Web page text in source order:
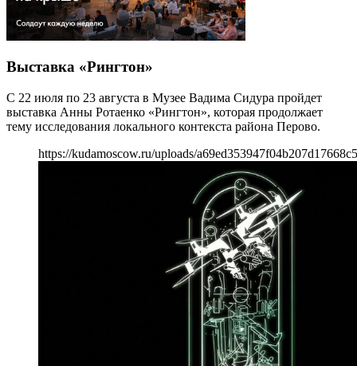
Выставка «Рингтон»
С 22 июля по 23 августа в Музее Вадима Сидура пройдет
выставка Анны Ротаенко «Рингтон», которая продолжает
тему исследования локального контекста района Перово.
https://kudamoscow.ru/uploads/